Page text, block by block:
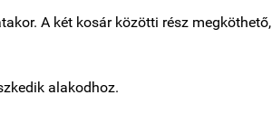
A két kosár közötti rész megköthető,
alakodhoz.